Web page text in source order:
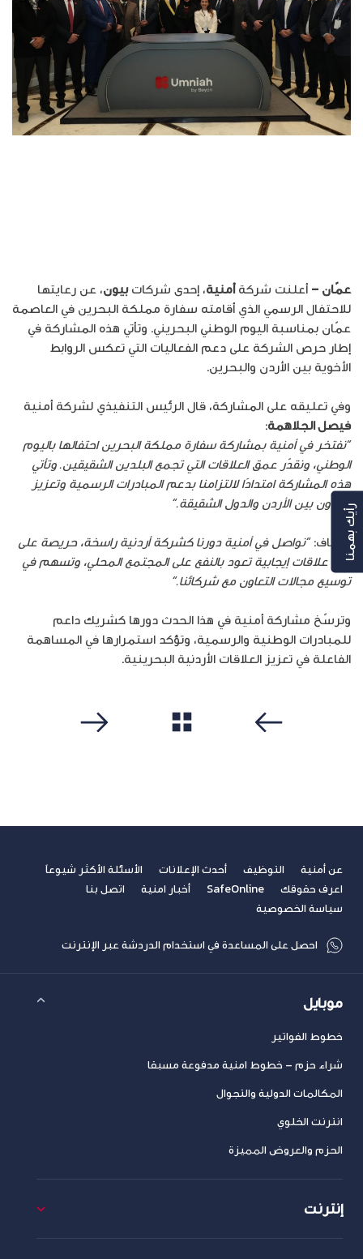
عمّان – أعلنت شركةأمنية، إحدى شركاتبيون، عن رعايتها
للاحتفال الرسمي الذي أقامته سفارة مملكة البحرين في العاصمة
عمّان بمناسبة اليوم الوطني البحريني. وتأتي هذه المشاركة في
إطار حرص الشركة على دعم الفعاليات التي تعكس الروابط
الأخوية بين الأردن والبحرين.
وفي تعليقه على المشاركة، قال الرئيس التنفيذي لشركة أمنية
فيصل الجلاهمة:
“نفتخر في أمنية بمشاركة سفارة مملكة البحرين احتفالها باليوم
الوطني، ونقدّر عمق العلاقات التي تجمع البلدين الشقيقين. وتأتي
هذه المشاركة امتدادًا لالتزامنا بدعم المبادرات الرسمية وتعزيز
التعاون بين الأردن والدول الشقيقة.“
وأضاف:“نواصل في أمنية دورنا كشركة أردنية راسخة، حريصة على
بناء علاقات إيجابية تعود بالنفع على المجتمع المحلي، وتسهم في
توسيع مجالات التعاون مع شركائنا.“
وترسّخ مشاركة أمنية في هذا الحدث دورها كشريك داعم
للمبادرات الوطنية والرسمية، وتؤكد استمرارها في المساهمة
الفاعلة في تعزيز العلاقات الأردنية البحرينية.
عن أمنية التوظيف أحدث الإعلانات
الأسئلة الأكثر شيوعاً
اعرف حقوقك
SafeOnline أخبار امنية
اتصل بنا
سياسة الخصوصية
احصل على المساعدة في استخدام الدردشة عبر الإنترنت
موبايل
خطوط الفواتير
شراء حزم – خطوط امنية مدفوعة مسبقا
المكالمات الدولية والتجوال
انترنت الخلوي
الحزم والعروض المميزة
إنترنت
رأيك بهمنا